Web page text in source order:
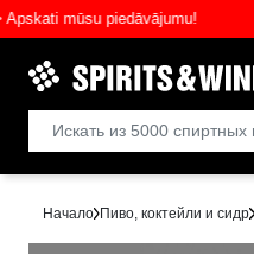
mūsu piedāvājumu!
Начало Пиво, коктейли и сидр